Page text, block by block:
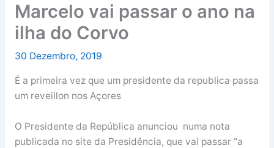
Marcelo vai passar o ano na
ilha do Corvo
30 Dezembro, 2019
É a primeira vez que um presidente da republica passa
um reveillon nos Açores
O Presidente da República anunciou numa nota
publicada no site da Presidência, que vai passar “a